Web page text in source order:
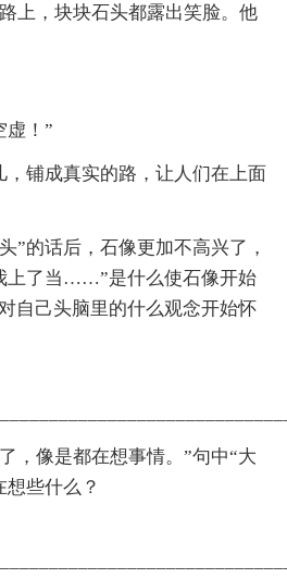
，块块石头都露出笑脸。他
！”
铺成真实的路，让人们在上面
的话后，石像更加不高兴了，
上了当……”是什么使石像开始
自己头脑里的什么观念开始怀
像是都在想事情。”句中“大
想些什么？